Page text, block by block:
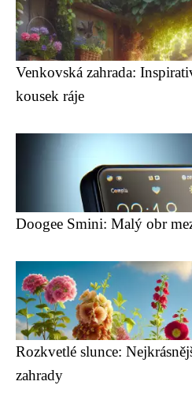
Venkovská zahrada:
kousek ráje
Doogee Smini: Malý obr
Rozkvetlé slunce:
zahrady